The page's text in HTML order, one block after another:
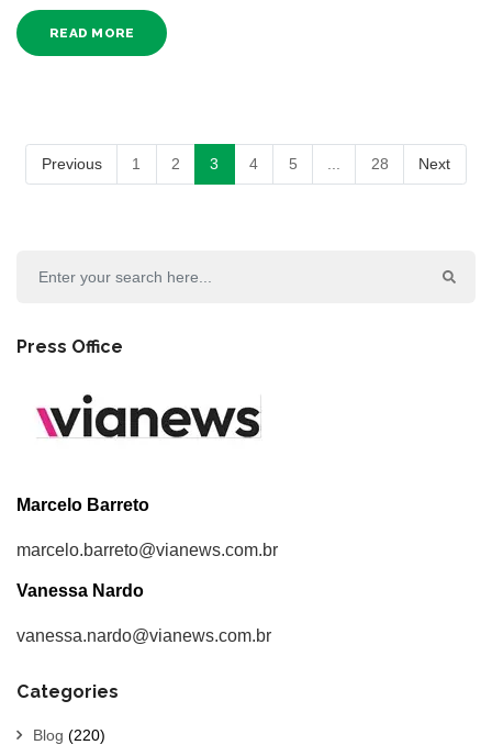
READ MORE
Previous 1 2 3 4 5 ... 28 Next
Press Office
Marcelo Barreto
marcelo.barreto@vianews.com.br
Vanessa Nardo
vanessa.nardo@vianews.com.br
Categories
Blog (220)